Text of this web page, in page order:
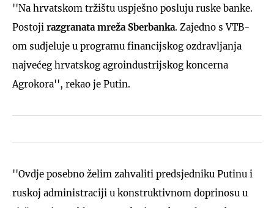
''Na hrvatskom tržištu uspješno posluju ruske banke.
Postoji razgranata mreža Sberbanka. Zajedno s VTB-
om sudjeluje u programu financijskog ozdravljanja
najvećeg hrvatskog agroindustrijskog koncerna
Agrokora'', rekao je Putin.
''Ovdje posebno želim zahvaliti predsjedniku Putinu i
ruskoj administraciji u konstruktivnom doprinosu u